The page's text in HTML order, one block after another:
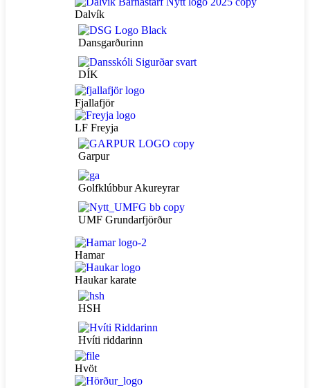
Dalvík
Dansgarðurinn
DÍK
Fjallafjör
LF Freyja
Garpur
Golfklúbbur Akureyrar
UMF Grundarfjörður
Hamar
Haukar karate
HSH
Hvíti riddarinn
Hvöt